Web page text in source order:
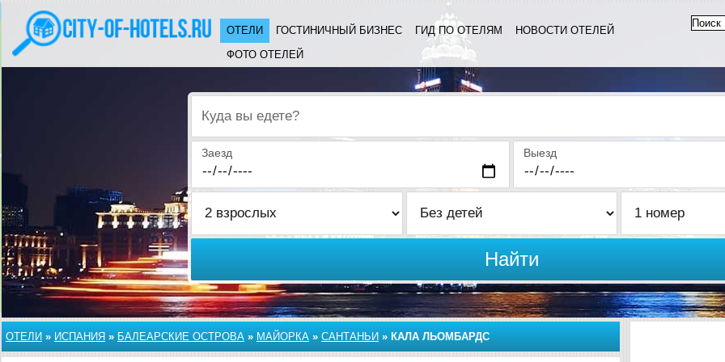
ОТЕЛИ ГОСТИНИЧНЫЙ БИЗНЕС ГИД ПО ОТЕЛЯМ
НОВОСТИ ОТЕЛЕЙ
ФОТО ОТЕЛЕЙ
Куда вы едете?
Заезд Выезд
Найти
ОТЕЛИ » ИСПАНИЯ » БАЛЕАРСКИЕ ОСТРОВА » МАЙОРКА » САНТАНЬИ » КАЛА ЛЬОМБАРДС